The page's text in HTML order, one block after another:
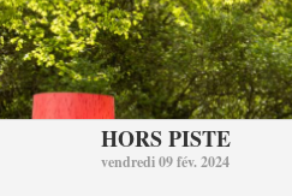
HORS PISTE
vendredi 09 fév. 2024